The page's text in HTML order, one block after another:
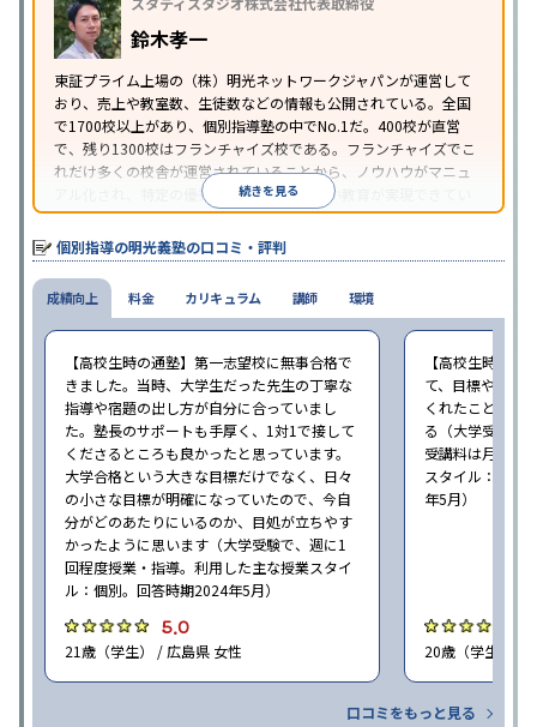
特徴
を利用オンライン対応1科目から受講可能
習のみの受講可
り
※2023年3月調査。小学校高学年の個別指導塾アンケート調査方法を参
鈴木孝一
東証プライム上場の（株）明光ネットワークジャパンが運営して
おり、売上や教室数、生徒数などの情報も公開されている。全国
で1700校以上があり、個別指導塾の中でNo.1だ。400校が直営
で、残り1300校はフランチャイズ校である。フランチャイズでこ
れだけ多くの校舎が運営されていることから、ノウハウがマニュ
アル化され、特定の優秀な人材に依存しない教育が実現できてい
ることが推測される。
続きを見る
個別指導の明光義塾の口コミ・評判
成績向上
【高校生時の通塾】第一志望校に無事合格で
きました。当時、大学生だった先生の丁寧な
指導や宿題の出し方が自分に合っていまし
た。塾長のサポートも手厚く、1対1で接して
くださるところも良かったと思っています。
大学合格という大きな目標だけでなく、日々
の小さな目標が明確になっていたので、今自
分がどのあたりにいるのか、目処が立ちやす
かったように思います（大学受験で、週に1
回程度授業・指導。利用した主な授業スタイ
ル：個別。回答時期2024年5月）
5.0
21歳（学生） / 広島県 女性
【高校生時の通
て、目標や勉強
くれたことが、
る（大学受験で
受講料は月
スタイル：個別
年5月）
20歳（学生） /
口コミをもっと見る
料金 カリキュラム 講師 環境